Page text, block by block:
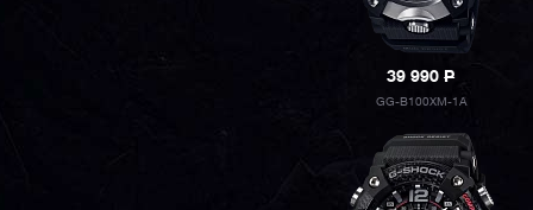
39 990P
GG-B100XM-1A